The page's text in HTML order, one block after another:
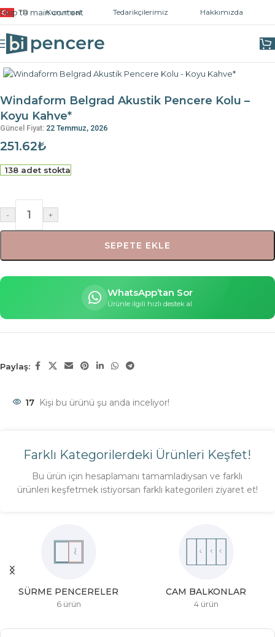
Skip to main content
TR Kurumsal Tedarikçilerimiz Hakkımızda
Ana Sayfa
Windaform Belgrad Akustik Pencere Kolu –
Koyu Kahve*
Güncel Fiyat: 22 Temmuz, 2026
251.62₺
138 adet stokta
- +
SEPETE EKLE
WhatsApp’tan Sor
Ürünle ilgili hızlı destek al
Paylaş:
17 Kişi bu ürünü şu anda inceliyor!
Farklı Kategorilerdeki Ürünleri Keşfet!
Bu ürün için hesaplamanı tamamladıysan ve farklı
ürünleri keşfetmek istiyorsan farklı kategorileri ziyaret et!
SÜRME PENCERELER
6 ürün
CAM BALKONLAR
4 ürün